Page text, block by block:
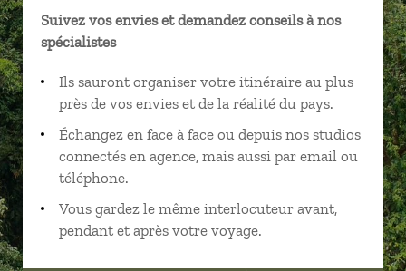
Suivez vos envies et demandez conseils à nos
spécialistes
Ils sauront organiser votre itinéraire au plus
près de vos envies et de la réalité du pays.
Échangez en face à face ou depuis nos studios
connectés en agence, mais aussi par email ou
téléphone.
Vous gardez le même interlocuteur avant,
pendant et après votre voyage.